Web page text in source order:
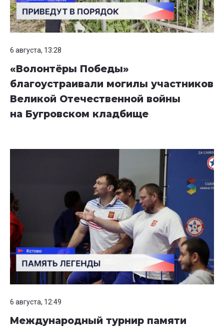
6 августа, 13:28
«Волонтёры Победы»
благоустраивали могилы участников
Великой Отечественной войны
на Бугровском кладбище
6 августа, 12:49
Международный турнир памяти